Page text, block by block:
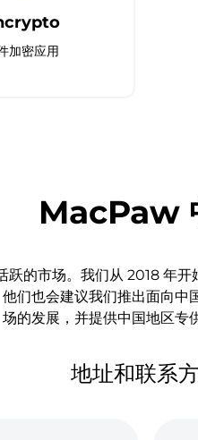
加密应用
MacPaw
跃的市场。我们从 2018 年
们也会建议我们推出面向
场的发展，并提供中国地区专
地址和联系